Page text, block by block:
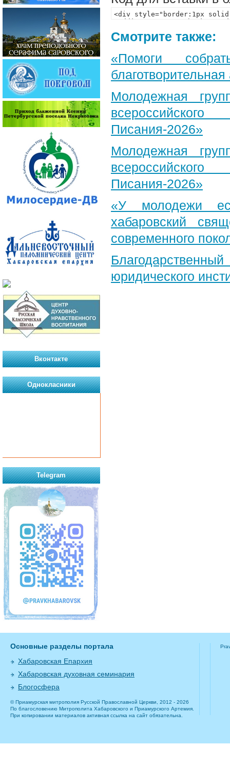
Смотрите также:
«Помоги
Молодежная
Писания-2026»
Молодежная
Писания-2026»
«У молодежи
хабаровский
современного
юридического
Вконтакте
Однокласники
Telegram
Основные разделы портала
Хабаровская Епархия
Хабаровская духовная семинария
Блогосфера
© Приамурская митрополия Русской Православной Церкви, 2012 - 2026
По благословению Митрополита Хабаровского и Приамурского Артемия.
При копировании материалов активная ссылка на сайт обязательна.